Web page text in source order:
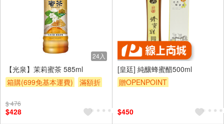
24入
【光泉】茉莉蜜茶 585ml
箱購(699免基本運費)
滿額折
$ 476
$428
[皇廷] 純釀蜂蜜醋500ml
贈OPENPOINT
$450